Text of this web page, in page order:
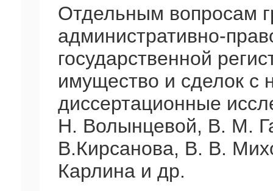
Отдельным вопросам
административно-
государственной
имущество и сделок с
диссертационные
H. Bолынцевой, В. М.
В.Кирсанова, В. В.
Карлина и др.